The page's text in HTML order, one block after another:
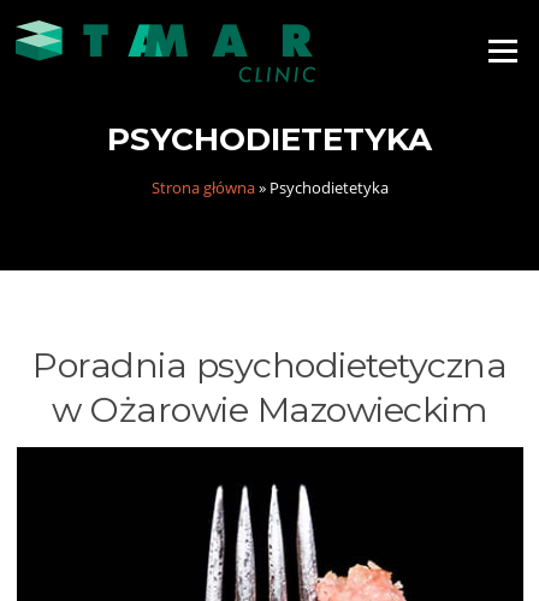
Menu
PSYCHODIETETYKA
Strona główna» Psychodietetyka
Poradnia psychodietetyczna
w Ożarowie Mazowieckim